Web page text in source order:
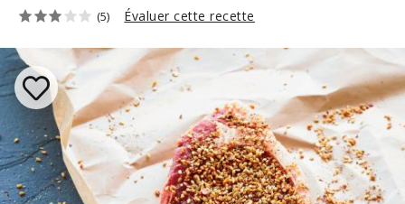
(5) Évaluer cette recette